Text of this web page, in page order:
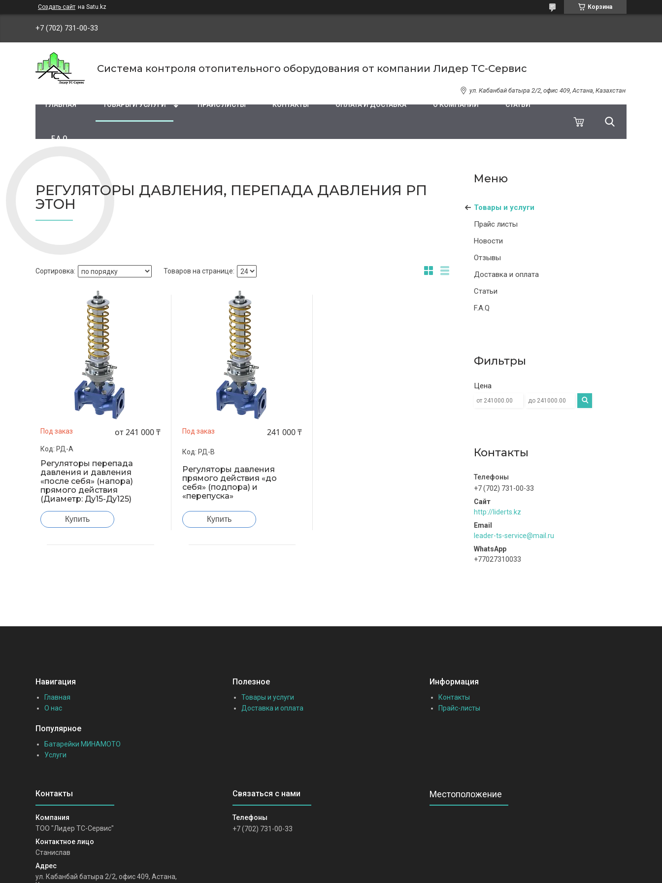
Создать сайт на Satu.kz Корзина
+7 (702) 731-00-33
Система контроля отопительного оборудования от компании Лидер ТС-Сервис
ул. Кабанбай батыра 2/2, офис 409, Астана, Казахстан
ГЛАВНАЯ ТОВАРЫ И УСЛУГИ ПРАЙС ЛИСТЫ КОНТАКТЫ ОПЛАТА И ДОСТАВКА О КОМПАНИИ СТАТЬИ
F.A.Q
Товары и услуги
Прайс листы
Новости
Отзывы
Доставка и оплата
Статьи
F.A.Q
Фильтры
Цена
Контакты
+7 (702) 731-00-33
http://liderts.kz
leader-ts-service@mail.ru
+77027310033
РЕГУЛЯТОРЫ ДАВЛЕНИЯ, ПЕРЕПАДА ДАВЛЕНИЯ РП
ЭТОН
Под заказ от 241 000 ₸
РД-А
Регуляторы перепада
давления и давления
«после себя» (напора)
прямого действия
(Диаметр: Ду15-Ду125)
Купить
Под заказ 241 000 ₸
РД-В
Регуляторы давления
прямого действия «до
себя» (подпора) и
«перепуска»
Купить
Навигация
Главная
О нас
Полезное
Товары и услуги
Доставка и оплата
Информация
Контакты
Прайс-листы
Популярное
Батарейки МИНАМОТО
Услуги
ТОО "Лидер ТС-Сервис"
Станислав
ул. Кабанбай батыра 2/2, офис 409, Астана,
+7 (702) 731-00-33